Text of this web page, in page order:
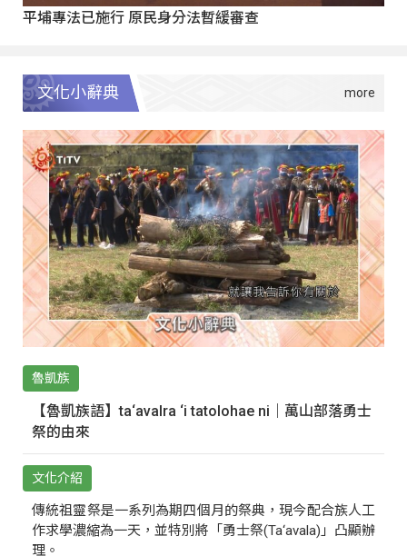
平埔專法已施行 原民身分法暫緩審查
文化小辭典
魯凱族
【魯凱族語】ta‘avalra ‘i tatolohae ni｜萬山部落勇士
祭的由來
文化介紹
傳統祖靈祭是一系列為期四個月的祭典，現今配合族人工
作求學濃縮為一天，並特別將「勇士祭(Ta‘avala)」凸顯辦
理。